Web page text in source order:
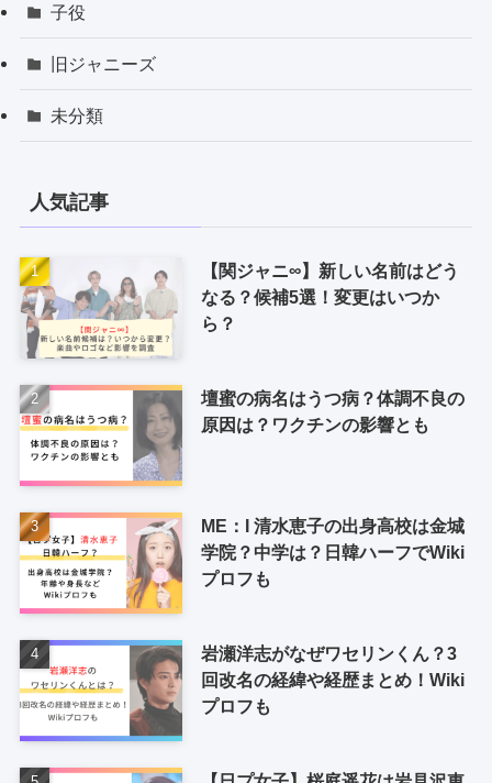
子役
旧ジャニーズ
未分類
人気記事
【関ジャニ∞】新しい名前はどう
なる？候補5選！変更はいつか
ら？
壇蜜の病名はうつ病？体調不良の
原因は？ワクチンの影響とも
ME：I 清水恵子の出身高校は金城
学院？中学は？日韓ハーフでWiki
プロフも
岩瀬洋志がなぜワセリンくん？3
回改名の経緯や経歴まとめ！Wiki
プロフも